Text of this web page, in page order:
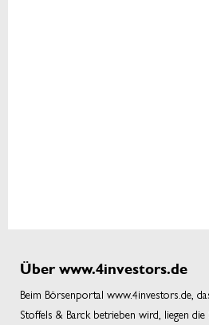
Über www.4investors.de
Beim Börsenportal www.4investors.de,
Stoffels & Barck betrieben wird, liegen